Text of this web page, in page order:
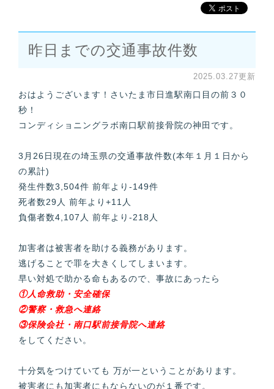
昨日までの交通事故件数
2025.03.27更新
おはようございます！さいたま市日進駅南口目の前３０
秒！
コンディショニングラボ南口駅前接骨院の神田です。
3月26日現在の埼玉県の交通事故件数(本年１月１日から
の累計)
発生件数3,504件 前年より-149件
死者数29人 前年より+11人
負傷者数4,107人 前年より-218人
加害者は被害者を助ける義務があります。
逃げることで罪を大きくしてしまいます。
早い対処で助かる命もあるので、事故にあったら
①人命救助・安全確保
②警察・救急へ連絡
③保険会社・南口駅前接骨院へ連絡
をしてください。
十分気をつけていても 万が一ということがあります。
被害者にも加害者にもならないのが１番です。